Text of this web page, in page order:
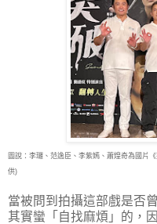
圖說：李㼈、范逸臣、李紫嫣、蕭煌奇為國片
供)
當被問到拍攝這部戲是否
其實蠻「自找麻煩」的，